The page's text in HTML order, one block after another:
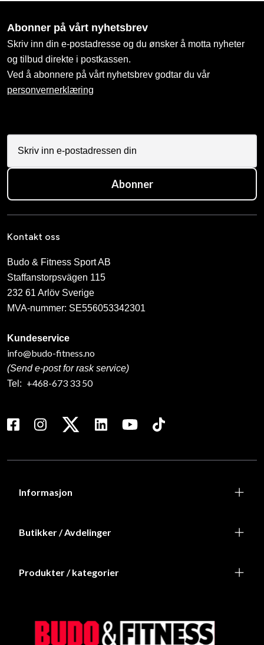
Abonner på vårt nyhetsbrev
Skriv inn din e-postadresse og du ønsker å motta nyheter
og tilbud direkte i postkassen.
Ved å abonnere på vårt nyhetsbrev godtar du vår
personvernerklæring
Abonner
Kontakt oss
Budo & Fitness Sport AB
Staffanstorpsvägen 115
232 61 Arlöv Sverige
MVA-nummer: SE556053342301
Kundeservice
info@budo-fitness.no
(Send e-post for rask service)
Tel: +468-673 33 50
Informasjon
Butikker / Avdelinger
Produkter / kategorier